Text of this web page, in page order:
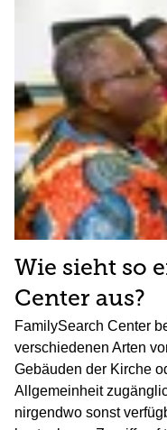
Wie sieht so
Center aus?
FamilySearch Center
verschiedenen Arten
Gebäuden der Kirche
Allgemeinheit
nirgendwo sonst